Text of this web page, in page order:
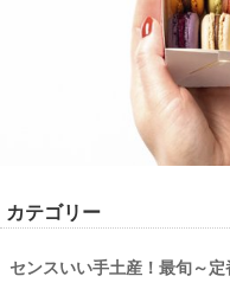
カテゴリー
センスいい手土産！最旬～